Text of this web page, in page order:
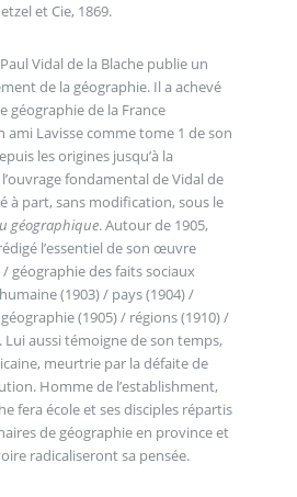
et Cie, 1869.
Vidal de la Blache publie un
de la géographie. Il a achevé
géographie de la France
ami Lavisse comme tome 1 de son
les origines jusqu’à la
fondamental de Vidal de
à part, sans modification, sous le
géographique. Autour de 1905,
l’essentiel de son œuvre
géographie des faits sociaux
(1903) / pays (1904) /
(1905) / régions (1910) /
Lui aussi témoigne de son temps,
meurtrie par la défaite de
Homme de l’establishment,
fera école et ses disciples répartis
de géographie en province et
radicaliseront sa pensée.